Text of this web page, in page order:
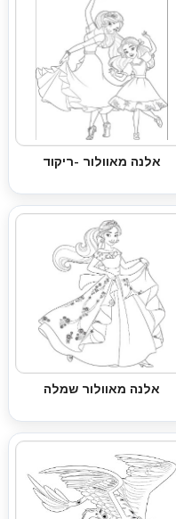
אלנה מאוולור -ריקוד
אלנה מאוולור שמלה